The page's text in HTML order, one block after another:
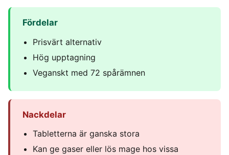
Fördelar
Prisvärt alternativ
Hög upptagning
Veganskt med 72 spårämnen
Nackdelar
Tabletterna är ganska stora
Kan ge gaser eller lös mage hos vissa